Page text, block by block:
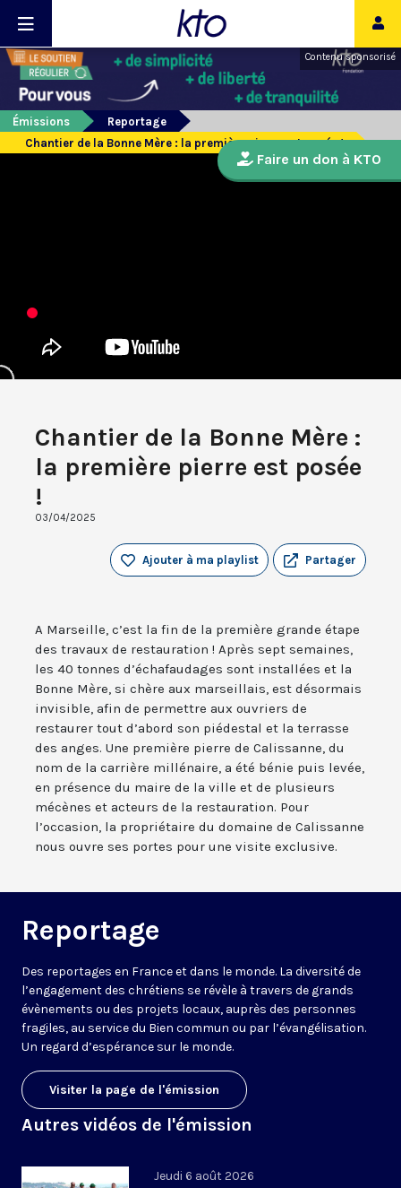
Contenu sponsorisé
Émissions
Reportage
Chantier de la Bonne Mère : la première pierre est posée !
Chantier de la Bonne Mère :
la première pierre est posée
!
03/04/2025
Partager
Ajouter à ma playlist
A Marseille, c’est la fin de la première grande étape
des travaux de restauration ! Après sept semaines,
les 40 tonnes d’échafaudages sont installées et la
Bonne Mère, si chère aux marseillais, est désormais
invisible, afin de permettre aux ouvriers de
restaurer tout d’abord son piédestal et la terrasse
des anges. Une première pierre de Calissanne, du
nom de la carrière millénaire, a été bénie puis levée,
en présence du maire de la ville et de plusieurs
mécènes et acteurs de la restauration. Pour
l’occasion, la propriétaire du domaine de Calissanne
nous ouvre ses portes pour une visite exclusive.
Reportage
Des reportages en France et dans le monde. La diversité de
l’engagement des chrétiens se révèle à travers de grands
évènements ou des projets locaux, auprès des personnes
fragiles, au service du Bien commun ou par l’évangélisation.
Un regard d’espérance sur le monde.
Visiter la page de l'émission
Autres vidéos de l'émission
Jeudi 6 août 2026
Faire un don à KTO